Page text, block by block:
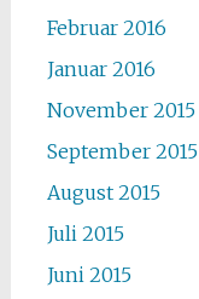
Februar 2016
Januar 2016
November 2015
September 2015
August 2015
Juli 2015
Juni 2015